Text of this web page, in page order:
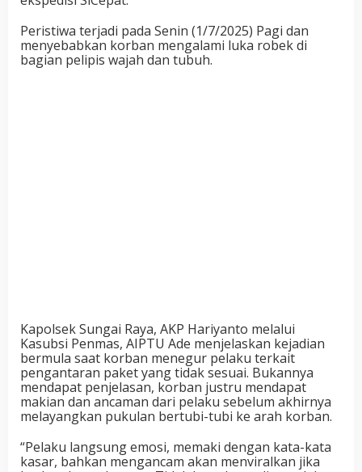
Peristiwa terjadi pada Senin (1/7/2025) Pagi dan
menyebabkan korban mengalami luka robek di
bagian pelipis wajah dan tubuh.
Kapolsek Sungai Raya, AKP Hariyanto melalui
Kasubsi Penmas, AIPTU Ade menjelaskan kejadian
bermula saat korban menegur pelaku terkait
pengantaran paket yang tidak sesuai. Bukannya
mendapat penjelasan, korban justru mendapat
makian dan ancaman dari pelaku sebelum akhirnya
melayangkan pukulan bertubi-tubi ke arah korban.
“Pelaku langsung emosi, memaki dengan kata-kata
kasar, bahkan mengancam akan menviralkan jika